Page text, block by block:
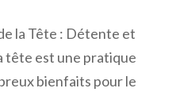
la Tête : Détente et
tête est une pratique
bienfaits pour le